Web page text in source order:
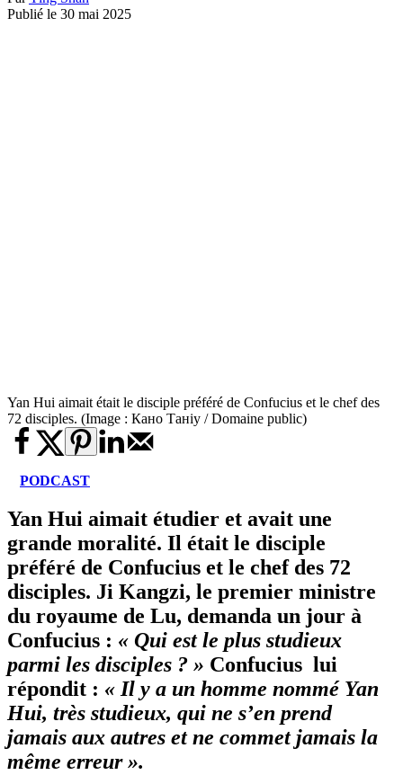
Publié le 30 mai 2025
Yan Hui aimait était le disciple préféré de Confucius et le chef des
72 disciples. (Image : Кано Таніу / Domaine public)
PODCAST
Yan Hui aimait étudier et avait une
grande moralité. Il était le disciple
préféré de Confucius et le chef des 72
disciples. Ji Kangzi, le premier ministre
du royaume de Lu, demanda un jour à
Confucius : « Qui est le plus studieux
parmi les disciples ? » Confucius lui
répondit : « Il y a un homme nommé Yan
Hui, très studieux, qui ne s’en prend
jamais aux autres et ne commet jamais la
même erreur ».